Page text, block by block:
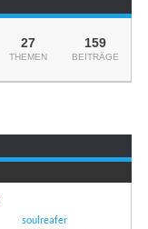
27
THEMEN
159
BEITRÄGE
soulreafer